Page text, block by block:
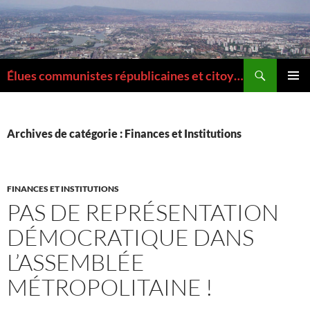
Aller
au
contenu
Élues communistes républicaines et citoyennes de la Métropole de Lyon
Archives de catégorie : Finances et Institutions
FINANCES ET INSTITUTIONS
PAS DE REPRÉSENTATION
DÉMOCRATIQUE DANS
L’ASSEMBLÉE
MÉTROPOLITAINE !